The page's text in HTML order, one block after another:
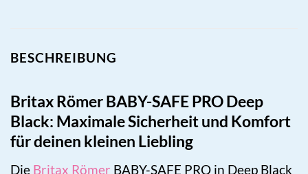
BESCHREIBUNG
Britax Römer BABY-SAFE PRO Deep
Black: Maximale Sicherheit und Komfort
für deinen kleinen Liebling
Die Britax Römer BABY-SAFE PRO in Deep Black